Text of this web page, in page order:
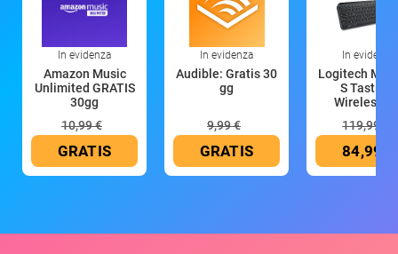
In evidenza
Amazon Music
Unlimited GRATIS
30gg
10,99 €
GRATIS
In evidenza
Audible: Gratis 30
gg
9,99 €
GRATIS
In evidenza
Logitech MX
S Tastiera
Wireless
119,99 €
84,99 €